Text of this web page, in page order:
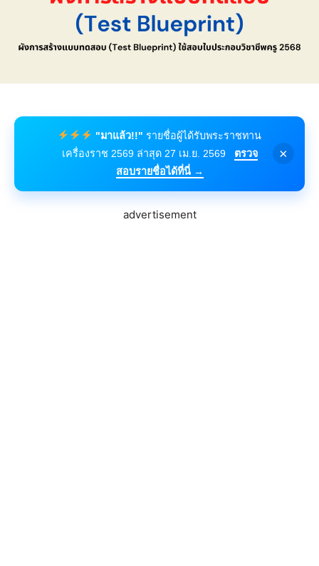
"มาแล้ว!!" รายชื่อผู้ได้รับพระราชทาน
เครื่องราช 2569 ล่าสุด 27 เม.ย. 2569
ตรวจ
สอบรายชื่อได้ที่นี่ →
×
advertisement